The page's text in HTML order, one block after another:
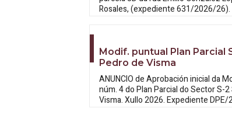
Rosales, (expediente 631/2026/26).
Modif. puntual Plan Parcial
Pedro de Visma
ANUNCIO de Aprobación inicial da
núm. 4 do Plan Parcial do Sector S-
Visma. Xullo 2026. Expediente